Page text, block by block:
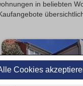
Cookies
in beliebten